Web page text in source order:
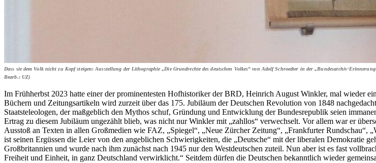
Dass sie dem Volk nicht zu Kopf steigen: Ausstellung der Lithographie „Die Grundrechte des deutschen Volkes“ von Adolf Schroedter in der „Bundesarchiv-
Bearb.: UZ)
Im Frühherbst 2023 hatte einer der prominentesten Hofhistoriker der BRD, Heinrich August Winkler, mal wieder
Büchern und Zeitungsartikeln wird zurzeit über das 175. Jubiläum der Deutschen Revolution von 1848
Staatsteleologen, der maßgeblich den Mythos schuf, Gründung und Entwicklung der Bundesrepublik seien
Ertrag zu diesem Jubiläum ungezählt blieb, was nicht nur Winkler mit „zahllos“ verwechselt. Vor allem war er
Ausstoß an Texten in allen Großmedien wie FAZ, „Spiegel“, „Neue Zürcher Zeitung“, „Frankfurter Rundschau“,
ist seinen Ergüssen die Leier von den angeblichen Schwierigkeiten, die „Deutsche“ mit der liberalen Demokratie
Großbritannien und wurde nach ihm zunächst nach 1945 nur den Westdeutschen zuteil. Nun aber ist es fast
Freiheit und Einheit, in ganz Deutschland verwirklicht.“ Seitdem dürfen die Deutschen bekanntlich wieder